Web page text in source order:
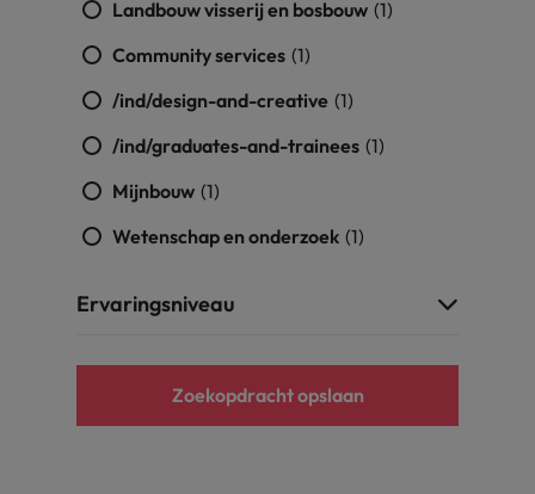
Landbouw visserij en bosbouw (1)
Community services (1)
/ind/design-and-creative (1)
/ind/graduates-and-trainees (1)
Mijnbouw (1)
Wetenschap en onderzoek (1)
Ervaringsniveau
Zoekopdracht opslaan